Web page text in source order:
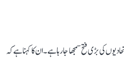
کی بڑی فتح سمجھا جا رہا ہے۔ ان کا کہنا ہے کہ